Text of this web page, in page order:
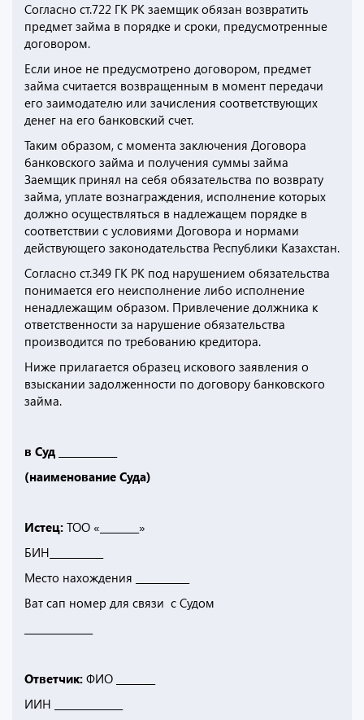
Согласно ст.722 ГК РК заемщик обязан возвратить
предмет займа в порядке и сроки, предусмотренные
договором.
Если иное не предусмотрено договором, предмет
займа считается возвращенным в момент передачи
его заимодателю или зачисления соответствующих
денег на его банковский счет.
Таким образом, с момента заключения Договора
банковского займа и получения суммы займа
Заемщик принял на себя обязательства по возврату
займа, уплате вознаграждения, исполнение которых
должно осуществляться в надлежащем порядке в
соответствии с условиями Договора и нормами
действующего законодательства Республики Казахстан.
Согласно ст.349 ГК РК под нарушением обязательства
понимается его неисполнение либо исполнение
ненадлежащим образом. Привлечение должника к
ответственности за нарушение обязательства
производится по требованию кредитора.
Ниже прилагается образец искового заявления о
взыскании задолженности по договору банковского
займа.
в Суд ____________
(наименование Суда)
Истец: ТОО «________»
БИН___________
Место нахождения ___________
Ват сап номер для связи с Судом
Ответчик: ФИО ________
ИИН ______________